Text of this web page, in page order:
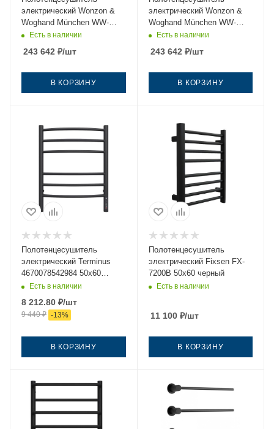
электрический Wonzon &
Woghand München WW-
A354-GM 50х60 серый
Есть в наличии
243 642 ₽/шт
В КОРЗИНУ
электрический Wonzon &
Woghand München WW-
A354-BG 50х60 золото
Есть в наличии
243 642 ₽/шт
В КОРЗИНУ
Полотенцесушитель
электрический Terminus
4670078542984 50х60
черный
Есть в наличии
8 212.80 ₽/шт
9 440₽ -13%
В КОРЗИНУ
Полотенцесушитель
электрический Fixsen FX-
7200B 50х60 черный
Есть в наличии
11 100₽/шт
В КОРЗИНУ